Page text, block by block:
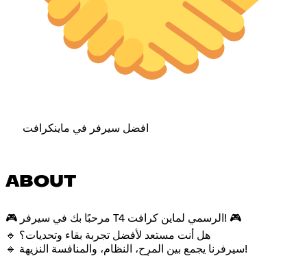
افضل سيرفر في ماينكرافت
ABOUT
🎮 مرحبًا بك في سيرفر T4 الرسمي لماين كرافت! 🎮
🔹 هل أنت مستعد لأفضل تجربة بقاء وتحديات؟
🔹 سيرفرنا يجمع بين المرح، النظام، والمنافسة النزيهة!